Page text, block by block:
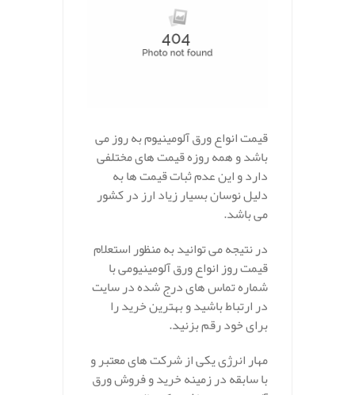
قیمت انواع ورق آلومينيوم به روز می
باشد و همه روزه قیمت های مختلفی
دارد و این عدم ثبات قیمت ها به
دلیل نوسان بسیار زیاد ارز در کشور
می باشد.
در نتیجه می توانید به منظور استعلام
قیمت روز انواع ورق آلومينيومی با
شماره تماس های درج شده در سایت
در ارتباط باشید و بهترین خرید را
برای خود رقم بزنید.
مهار انرژی یکی از شرکت های معتبر و
با سابقه در زمینه خرید و فروش ورق